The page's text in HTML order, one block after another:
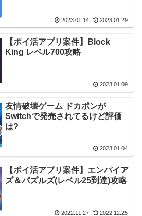
2023.01.14 2023.01.29
【ポイ活アプリ案件】Block
King レベル700攻略
2023.01.09
友情破壊ゲーム ドカポンが
Switchで発売されてるけど評価
は?
2023.01.04
【ポイ活アプリ案件】エンパイア
ズ＆パズルズ(レベル25到達)攻略
2022.11.27 2022.12.25